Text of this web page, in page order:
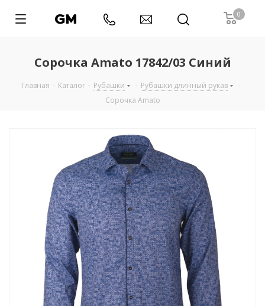
0
Сорочка Amato 17842/03 Синий
Главная - Каталог - Рубашки - Рубашки длинный рукав
-
Сорочка Amato